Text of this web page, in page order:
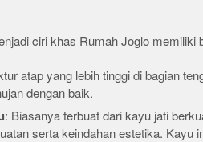
ciri khas Rumah Joglo memiliki
atap yang lebih tinggi di bagian
dengan baik.
: Biasanya terbuat dari kayu jati
serta keindahan estetika. Kayu